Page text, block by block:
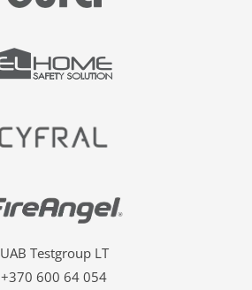
UAB Testgroup LT
+370 600 64 054